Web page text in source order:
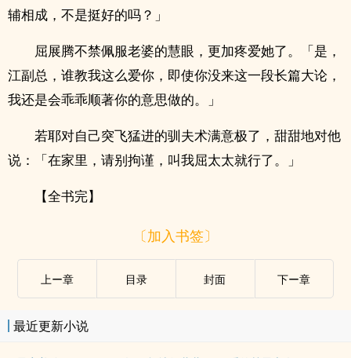
辅相成，不是挺好的吗？」
屈展腾不禁佩服老婆的慧眼，更加疼爱她了。「是，
江副总，谁教我这么爱你，即使你没来这一段长篇大论，
我还是会乖乖顺著你的意思做的。」
若耶对自己突飞猛进的驯夫术满意极了，甜甜地对他
说：「在家里，请别拘谨，叫我屈太太就行了。」
【全书完】
〔加入书签〕
上ー章 目录 封面 下ー章
最近更新小说